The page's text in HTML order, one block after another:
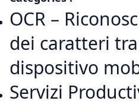
OCR –
dei caratteri
dispositivo
Servizi